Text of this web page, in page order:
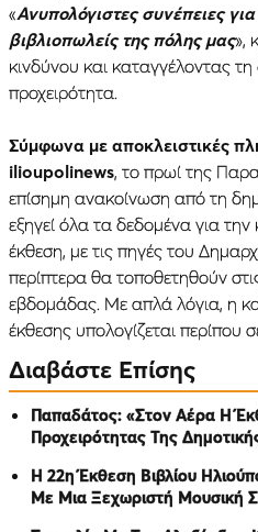
«Ανυπολόγιστες συνέπειες
βιβλιοπωλείς της πόλης μας»,
κινδύνου και καταγγέλοντας
προχειρότητα.
Σύμφωνα με αποκλειστικές
ilioupolinews, το πρωί της
επίσημη ανακοίνωση από τη
εξηγεί όλα τα δεδομένα για
έκθεση, με τις πηγές του
περίπτερα θα τοποθετηθούν
εβδομάδας. Με απλά λόγια, η
έκθεσης υπολογίζεται περίπου
Διαβάστε Επίσης
Παπαδάτος: «Στον Αέρα Η
Προχειρότητας Της
Η 22η Έκθεση Βιβλίου
Με Μια Ξεχωριστή Μουσική